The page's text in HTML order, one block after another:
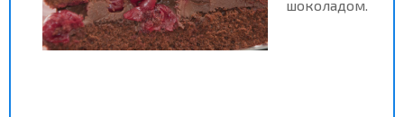
шоколадом.